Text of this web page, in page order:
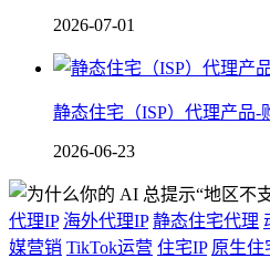
2026-07-01
静态住宅（ISP）代理产品
2026-06-23
代理IP 海外代理IP 静态住宅代理
媒营销 TikTok运营 住宅IP 原生住